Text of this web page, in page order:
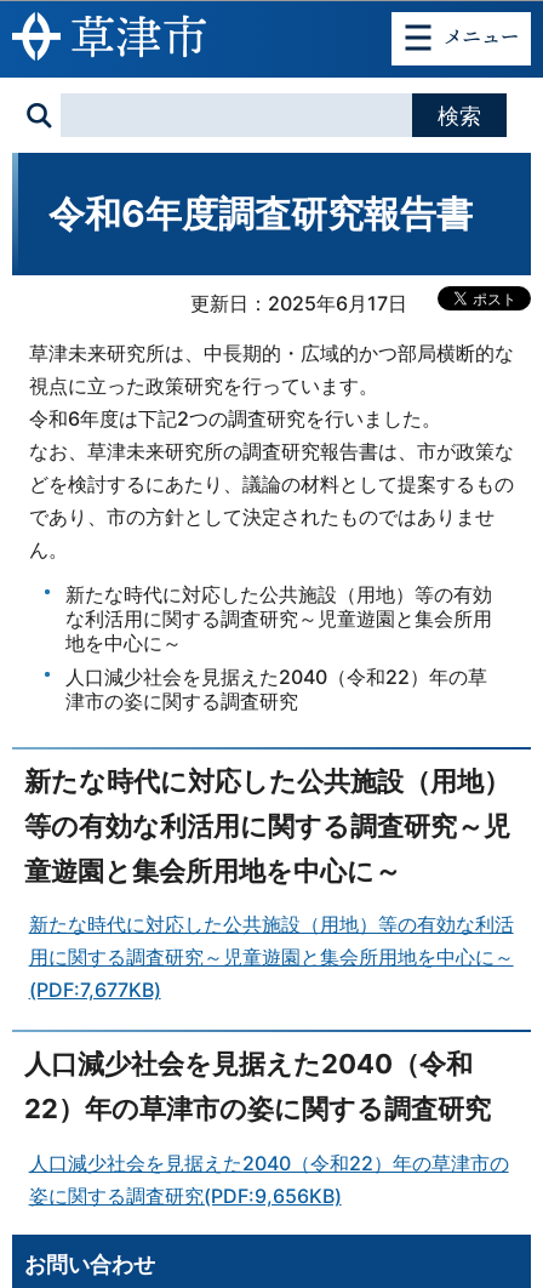
このページの本文へ移動
令和6年度調査研究報告書
更新日：2025年6月17日
草津未来研究所は、中長期的・広域的かつ部局横断的な
視点に立った政策研究を行っています。
令和6年度は下記2つの調査研究を行いました。
なお、草津未来研究所の調査研究報告書は、市が政策な
どを検討するにあたり、議論の材料として提案するもの
であり、市の方針として決定されたものではありませ
ん。
新たな時代に対応した公共施設（用地）等の有効
な利活用に関する調査研究～児童遊園と集会所用
地を中心に～
人口減少社会を見据えた2040（令和22）年の草
津市の姿に関する調査研究
新たな時代に対応した公共施設（用地）
等の有効な利活用に関する調査研究～児
童遊園と集会所用地を中心に～
新たな時代に対応した公共施設（用地）等の有効な利活
用に関する調査研究～児童遊園と集会所用地を中心に～
(PDF:7,677KB)
人口減少社会を見据えた2040（令和
22）年の草津市の姿に関する調査研究
人口減少社会を見据えた2040（令和22）年の草津市の
姿に関する調査研究(PDF:9,656KB)
お問い合わせ